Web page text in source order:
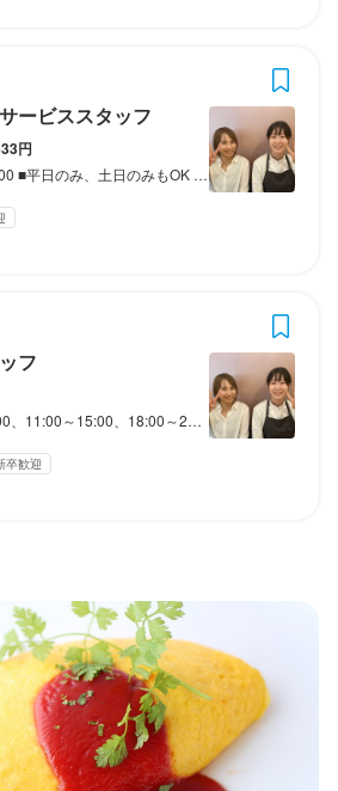
ービススタッフ
円
ます♪ 【シフト例】 8:00～11:00 8:00～14:00 11:00～15:00 11:00～17:00 17:00～21:00 17:00～23:00 18:00～22:00 など ※シフトは応相談 ※美味しいまかない付き(食費がうきますよ♪) 時間や日数はお気軽にご相談ください。
フ
勤務もOK 【こんな働き方が可能です！】 ◆主婦（夫）さん 8:00～14:00 9:00～14:00 11:00～14:00 11:00～15:00 など ◆学校終わりに働く学生さん 18:00～22:00 17:00～22:00 など 他にも「こんな働き方はできますか？」などあれば お気軽にご相談ください！ ※美味しいまかない付き(食費がうきますよ)
卒歓迎
～15:00、18:00～22:00
迎！
、
働けます
！】
さん
喫茶店
膳)、皿洗い・洗い場、キッチンスタッ
迎！
、
～15:00、18:00～22:00
迎！
、
働けます
！】
さん